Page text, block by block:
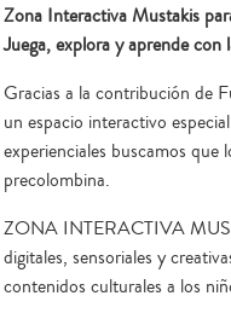
Zona Interactiva Mustakis
Juega, explora y aprende
Gracias a la contribución de
un espacio interactivo
experienciales buscamos
precolombina.
ZONA INTERACTIVA
digitales, sensoriales y
contenidos culturales a los